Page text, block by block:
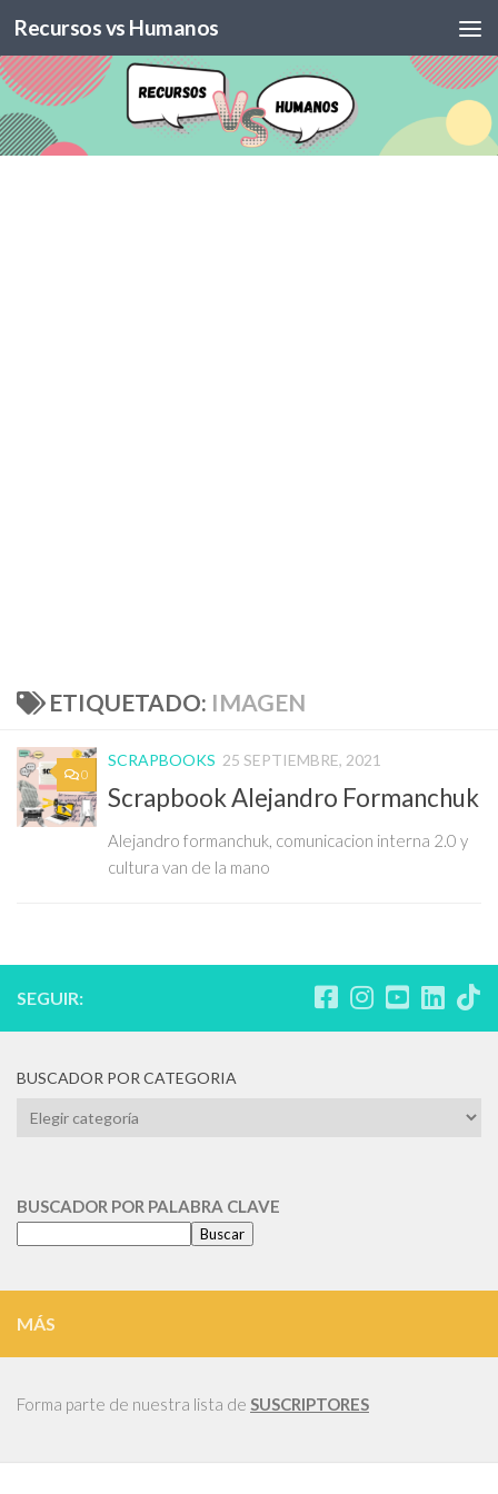
Skip to content
Recursos vs Humanos
ETIQUETADO: IMAGEN
0
SCRAPBOOKS 25 SEPTIEMBRE, 2021
Scrapbook Alejandro Formanchuk
Alejandro formanchuk, comunicacion interna 2.0 y
cultura van de la mano
SEGUIR:
BUSCADOR POR CATEGORIA
BUSCADOR
BUSCADOR POR PALABRA CLAVE
Buscar
MÁS
Forma parte de nuestra lista de SUSCRIPTORES